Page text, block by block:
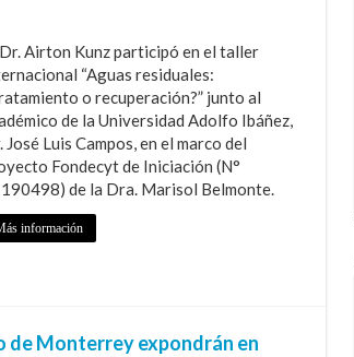
Airton Kunz participó en el taller
“Aguas residuales:
o recuperación?” junto al
de la Universidad Adolfo Ibáñez,
José Luis Campos, en el marco del
Fondecyt de Iniciación (N°
de la Dra. Marisol Belmonte.
información
de Monterrey expondrán en